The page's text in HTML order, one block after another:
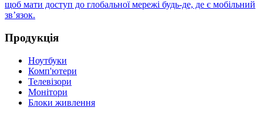
щоб мати доступ до глобальної мережі будь-де, де є мобільний
зв’язок.
Продукція
Ноутбуки
Комп'ютери
Телевізори
Монітори
Блоки живлення